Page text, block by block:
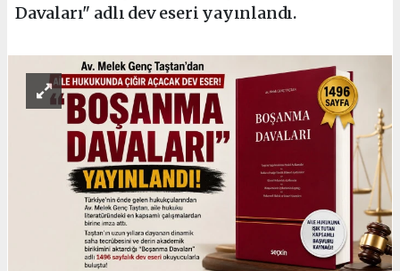
Davaları" adlı dev eseri yayınlandı.